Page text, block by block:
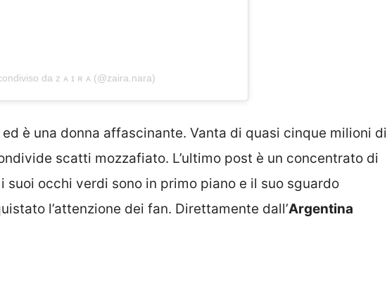
da ᴢ ᴀ ɪ ʀ ᴀ (@zaira.nara)
ed è una donna affascinante. Vanta di quasi cinque milioni di
scatti mozzafiato. L’ultimo post è un concentrato di
suoi occhi verdi sono in primo piano e il suo sguardo
l’attenzione dei fan. Direttamente dall’Argentina